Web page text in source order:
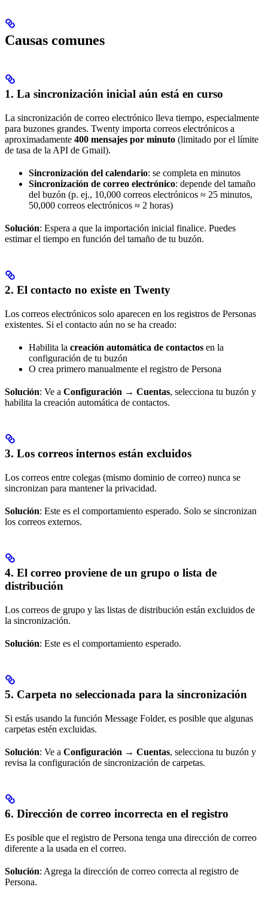
Causas comunes
1. La sincronización inicial aún está en curso
La sincronización de correo electrónico lleva tiempo, especialmente
para buzones grandes. Twenty importa correos electrónicos a
aproximadamente 400 mensajes por minuto (limitado por el límite
de tasa de la API de Gmail).
Sincronización del calendario: se completa en minutos
Sincronización de correo electrónico: depende del tamaño
del buzón (p. ej., 10,000 correos electrónicos ≈ 25 minutos,
50,000 correos electrónicos ≈ 2 horas)
Solución: Espera a que la importación inicial finalice. Puedes
estimar el tiempo en función del tamaño de tu buzón.
2. El contacto no existe en Twenty
Los correos electrónicos solo aparecen en los registros de Personas
existentes. Si el contacto aún no se ha creado:
Habilita la creación automática de contactos en la
configuración de tu buzón
O crea primero manualmente el registro de Persona
Solución: Ve a Configuración → Cuentas, selecciona tu buzón y
habilita la creación automática de contactos.
3. Los correos internos están excluidos
Los correos entre colegas (mismo dominio de correo) nunca se
sincronizan para mantener la privacidad.
Solución: Este es el comportamiento esperado. Solo se sincronizan
los correos externos.
4. El correo proviene de un grupo o lista de
distribución
Los correos de grupo y las listas de distribución están excluidos de
la sincronización.
Solución: Este es el comportamiento esperado.
5. Carpeta no seleccionada para la sincronización
Si estás usando la función Message Folder, es posible que algunas
carpetas estén excluidas.
Solución: Ve a Configuración → Cuentas, selecciona tu buzón y
revisa la configuración de sincronización de carpetas.
6. Dirección de correo incorrecta en el registro
Es posible que el registro de Persona tenga una dirección de correo
diferente a la usada en el correo.
Solución: Agrega la dirección de correo correcta al registro de
Persona.